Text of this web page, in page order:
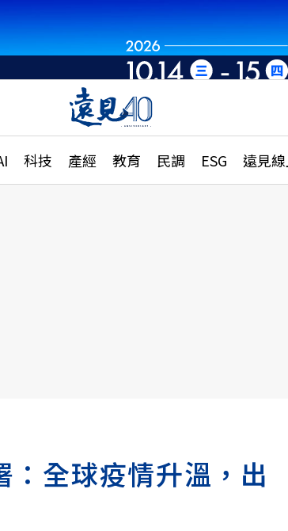
科技 產經 教育 民調 ESG 遠見
特輯
大學升學、職涯攻略
縣市施政調查全解析
全球疫情升溫，出